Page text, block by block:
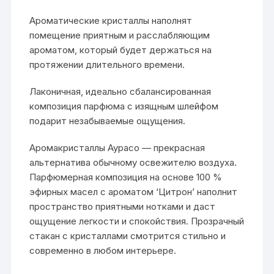
Ароматические кристаллы наполнят
помещение приятным и расслабляющим
ароматом, который будет держаться на
протяжении длительного времени.
Лаконичная, идеально сбалансированная
композиция парфюма с изящным шлейфом
подарит незабываемые ощущения.
Аромакристаллы Аурасо — прекрасная
альтернатива обычному освежителю воздуха.
Парфюмерная композиция на основе 100 %
эфирных масел с ароматом ‘Цитрон’ наполнит
пространство приятными нотками и даст
ощущение легкости и спокойствия. Прозрачный
стакан с кристаллами смотрится стильно и
современно в любом интерьере.